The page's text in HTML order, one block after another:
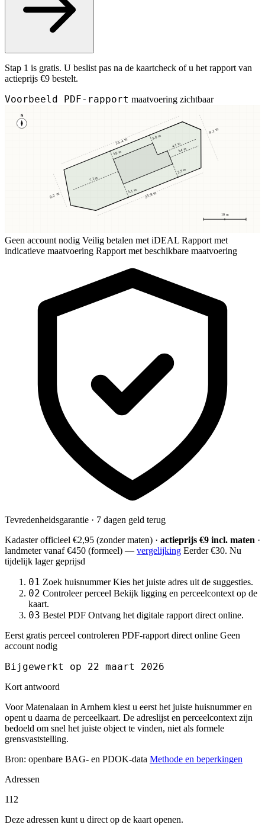
Stap 1 is gratis. U beslist pas na de kaartcheck of u het rapport van
actieprijs €9 bestelt.
Voorbeeld PDF-rapport maatvoering zichtbaar
N
10 m
3,8 m
3,8 m
5,1 m
2,9 m
7,2 m
3,4 m
4,1 m
25,4 m
23,8 m
8,2 m
9,1 m
Geen account nodig Veilig betalen met iDEAL Rapport met
indicatieve maatvoering Rapport met beschikbare maatvoering
Tevredenheidsgarantie · 7 dagen geld terug
Kadaster officieel €2,95 (zonder maten) · actieprijs €9 incl. maten ·
landmetervanaf €450 (formeel) — vergelijking Eerder €30. Nu
tijdelijk lager geprijsd
01 Zoek huisnummer Kies het juiste adres uit de suggesties.
02 Controleer perceel Bekijk ligging en perceelcontext op de
kaart.
03 Bestel PDF Ontvang het digitale rapport direct online.
Eerst gratis perceel controleren PDF-rapport direct online Geen
account nodig
Bijgewerkt op 22 maart 2026
Kort antwoord
Voor Matenalaan in Arnhem kiest u eerst het juiste huisnummer en
opent u daarna de perceelkaart. De adreslijst en perceelcontext zijn
bedoeld om snel het juiste object te vinden, niet als formele
grensvaststelling.
Bron: openbare BAG- en PDOK-data Methode en beperkingen
Adressen
112
Deze adressen kunt u direct op de kaart openen.